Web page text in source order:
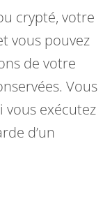
crypté, votre
vous pouvez
de votre
Vous
vous exécutez
d’un